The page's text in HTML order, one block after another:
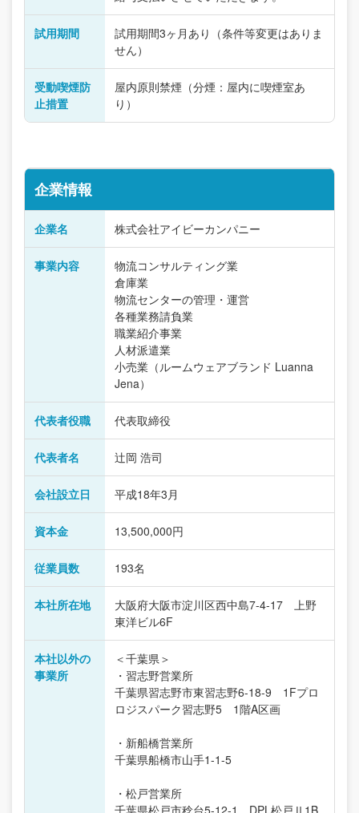
試用期間
試用期間3ヶ月あり（条件等変更はありま
せん）
受動喫煙防
止措置
屋内原則禁煙（分煙：屋内に喫煙室あ
り）
企業情報
企業名 株式会社アイビーカンパニー
事業内容
物流コンサルティング業
倉庫業
物流センターの管理・運営
各種業務請負業
職業紹介事業
人材派遣業
小売業（ルームウェアブランド Luanna
Jena）
代表者役職 代表取締役
代表者名 辻岡 浩司
会社設立日 平成18年3月
資本金 13,500,000円
従業員数 193名
本社所在地
大阪府大阪市淀川区西中島7-4-17 上野
東洋ビル6F
本社以外の
事業所
＜千葉県＞
・習志野営業所
千葉県習志野市東習志野6-18-9 1Fプロ
ロジスパーク習志野5 1階A区画
・新船橋営業所
千葉県船橋市山手1-1-5
・松戸営業所
千葉県松戸市稔台5-12-1 DPL松戸Ⅱ1B